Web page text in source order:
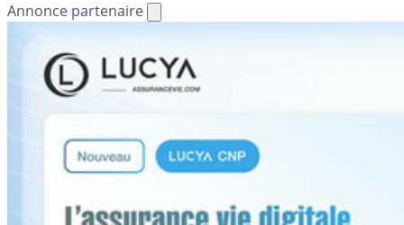
Annonce partenaire